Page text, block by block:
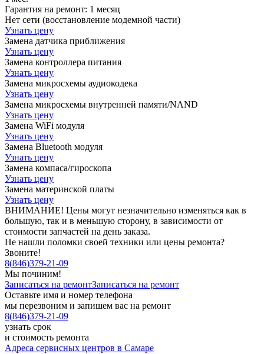
Гарантия на ремонт: 1 месяц
Нет сети (восстановление модемной части)
Узнать цену
Замена датчика приближения
Узнать цену
Замена контроллера питания
Узнать цену
Замена микросхемы аудиокодека
Узнать цену
Замена микросхемы внутренней памяти/NAND
Узнать цену
Замена WiFi модуля
Узнать цену
Замена Bluetooth модуля
Узнать цену
Замена компаса/гироскопа
Узнать цену
Замена материнской платы
Узнать цену
ВНИМАНИЕ! Цены могут незначительно изменяться как в
большую, так и в меньшую сторону, в зависимости от
стоимости запчастей на день заказа.
Не нашли поломки своей техники или цены ремонта?
Звоните!
8(846)379-21-09
Мы починим!
Записаться на ремонтЗаписаться на ремонт
Оставьте имя и номер телефона
мы перезвоним и запишем вас на ремонт
8(846)379-21-09
узнать срок
и стоимость ремонта
Адреса сервисных центров в Самаре